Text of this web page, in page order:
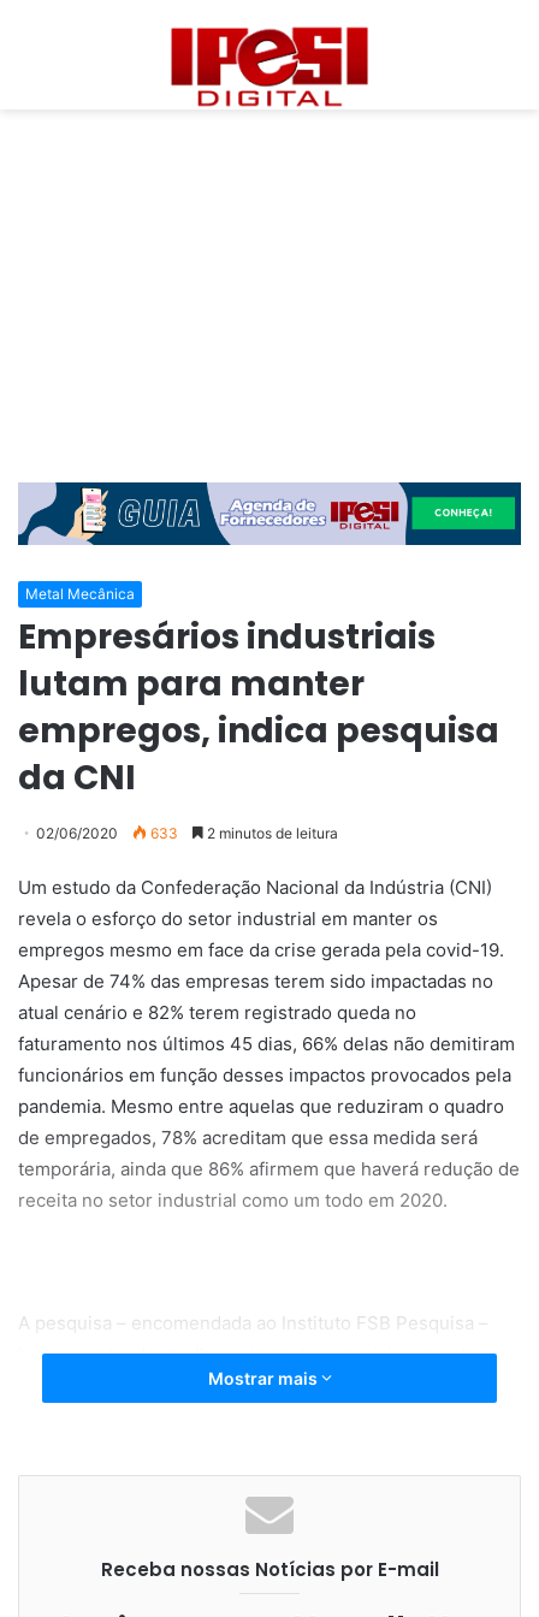
Metal Mecânica
Empresários industriais
lutam para manter
empregos, indica pesquisa
da CNI
02/06/2020 633 2 minutos de leitura
Um estudo da Confederação Nacional da Indústria (CNI)
revela o esforço do setor industrial em manter os
empregos mesmo em face da crise gerada pela covid-19.
Apesar de 74% das empresas terem sido impactadas no
atual cenário e 82% terem registrado queda no
faturamento nos últimos 45 dias, 66% delas não demitiram
funcionários em função desses impactos provocados pela
pandemia. Mesmo entre aquelas que reduziram o quadro
de empregados, 78% acreditam que essa medida será
temporária, ainda que 86% afirmem que haverá redução de
receita no setor industrial como um todo em 2020.
A pesquisa – encomendada ao Instituto FSB Pesquisa –
buscou entender melhor o impacto, o posicionamento e as
perspectivas dos empresários do setor industrial em meio
(35%) ou grave (42%) no Brasil. O levantamento mostra,
ainda, que três em cada quatro executivos diminuíram ou
paralisaram a produção. E que 22% das empresas só têm
condições financeiras de manter as atividades em
Mostrar mais
Receba nossas Notícias por E-mail